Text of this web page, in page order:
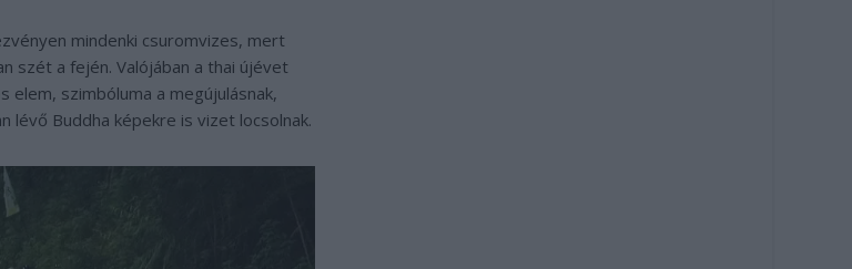
mindenki csuromvizes, mert
szét a fején. Valójában a thai újévet
elem, szimbóluma a megújulásnak,
lévő Buddha képekre is vizet locsolnak.